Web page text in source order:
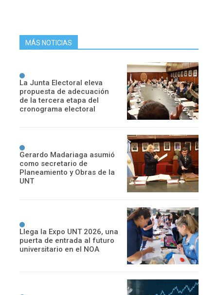
MÁS NOTICIAS
La Junta Electoral eleva
propuesta de adecuación
de la tercera etapa del
cronograma electoral
Gerardo Madariaga asumió
como secretario de
Planeamiento y Obras de la
UNT
Llega la Expo UNT 2026, una
puerta de entrada al futuro
universitario en el NOA